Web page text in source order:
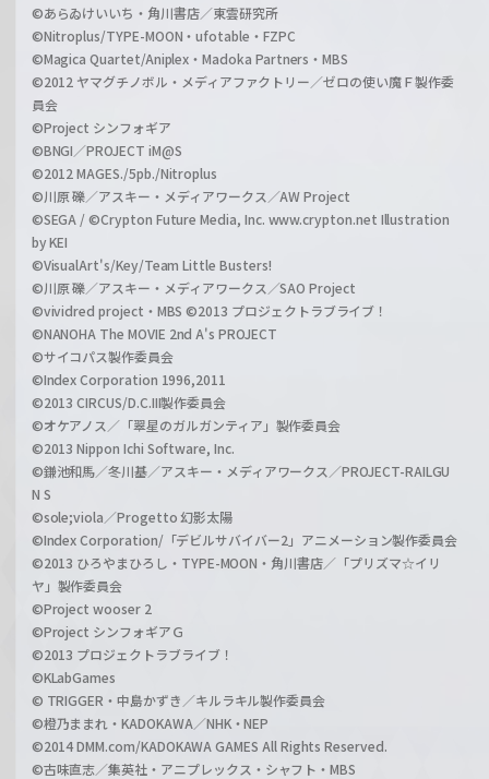
©あらゐけいいち・角川書店／東雲研究所
©Nitroplus/TYPE-MOON・ufotable・FZPC
©Magica Quartet/Aniplex・Madoka Partners・MBS
©2012 ヤマグチノボル・メディアファクトリー／ゼロの使い魔Ｆ製作委
員会
©Project シンフォギア
©BNGI／PROJECT iM@S
©2012 MAGES./5pb./Nitroplus
©川原 礫／アスキー・メディアワークス／AW Project
©SEGA / ©Crypton Future Media, Inc. www.crypton.net Illustration
by KEI
©VisualArt's/Key/Team Little Busters!
©川原 礫／アスキー・メディアワークス／SAO Project
©vividred project・MBS ©2013 プロジェクトラブライブ！
©NANOHA The MOVIE 2nd A's PROJECT
©サイコパス製作委員会
©Index Corporation 1996,2011
©2013 CIRCUS/D.C.III製作委員会
©オケアノス／「翠星のガルガンティア」製作委員会
©2013 Nippon Ichi Software, Inc.
©鎌池和馬／冬川基／アスキー・メディアワークス／PROJECT-RAILGU
N S
©sole;viola／Progetto 幻影太陽
©Index Corporation/「デビルサバイバー2」アニメーション製作委員会
©2013 ひろやまひろし・TYPE-MOON・角川書店／「プリズマ☆イリ
ヤ」製作委員会
©Project wooser 2
©Project シンフォギアＧ
©2013 プロジェクトラブライブ！
©KLabGames
© TRIGGER・中島かずき／キルラキル製作委員会
©橙乃ままれ・KADOKAWA／NHK・NEP
©2014 DMM.com/KADOKAWA GAMES All Rights Reserved.
©古味直志／集英社・アニプレックス・シャフト・MBS